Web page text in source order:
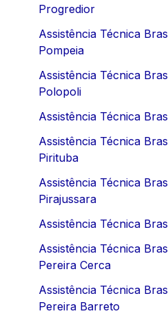
Progredior
Assistência Técnica
Pompeia
Assistência Técnica
Polopoli
Assistência Técnica
Assistência Técnica
Pirituba
Assistência Técnica
Pirajussara
Assistência Técnica
Assistência Técnica
Pereira Cerca
Assistência Técnica
Pereira Barreto